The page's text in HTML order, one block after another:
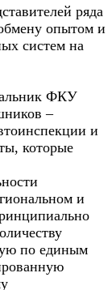
ряда
опытом и
систем на
ФКУ
–
и
которые
и
по единым